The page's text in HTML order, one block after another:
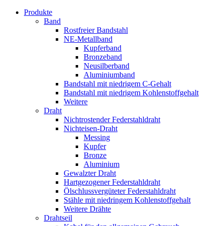
Produkte
Band
Rostfreier Bandstahl
NE-Metallband
Kupferband
Bronzeband
Neusilberband
Aluminiumband
Bandstahl mit niedrigem C-Gehalt
Bandstahl mit niedrigem Kohlenstoffgehalt
Weitere
Draht
Nichtrostender Federstahldraht
Nichteisen-Draht
Messing
Kupfer
Bronze
Aluminium
Gewalzter Draht
Hartgezogener Federstahldraht
Ölschlussvergüteter Federstahldraht
Stähle mit niedringem Kohlenstoffgehalt
Weitere Drähte
Drahtseil